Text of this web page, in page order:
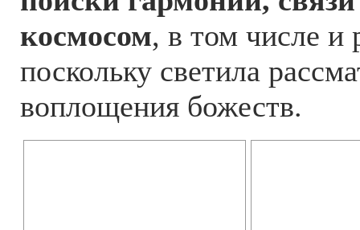
космосом, в том числе и
поскольку светила
воплощения божеств.